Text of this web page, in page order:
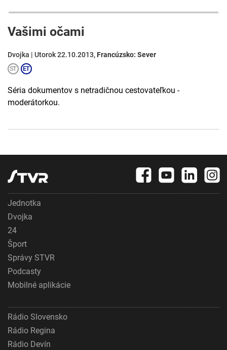
Vašimi očami
Dvojka | Utorok 22.10.2013, Francúzsko: Sever
Séria dokumentov s netradičnou cestovateľkou -
moderátorkou.
Jednotka
Dvojka
24
Šport
Správy STVR
Podcasty
Mobilné aplikácie
Rádio Slovensko
Rádio Regina
Rádio Devín